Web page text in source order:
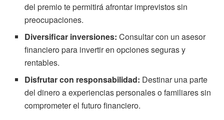
del premio te permitirá afrontar imprevistos sin
preocupaciones.
Diversificar inversiones: Consultar con un asesor
financiero para invertir en opciones seguras y
rentables.
Disfrutar con responsabilidad: Destinar una parte
del dinero a experiencias personales o familiares sin
comprometer el futuro financiero.